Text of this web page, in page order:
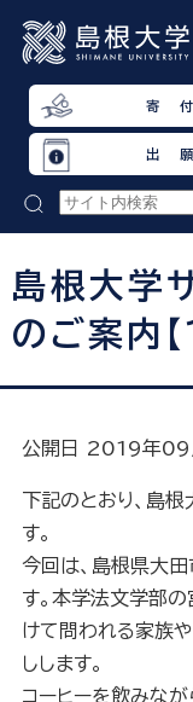
寄 付
出 願
島根大学
のご案内
公開日 2019年09
下記のとおり、島根
す。
今回は、島根県大
す。本学法文学部
けて問われる家族
しします。
コーヒーを飲みな